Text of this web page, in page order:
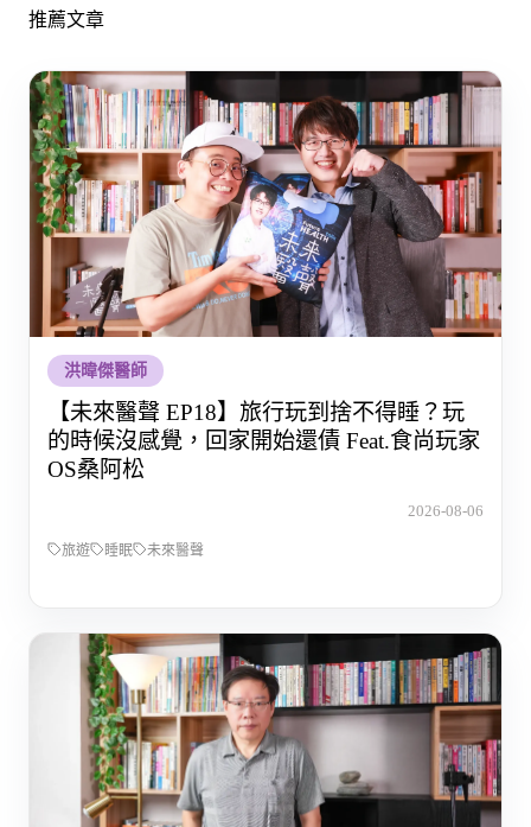
推薦文章
洪暐傑醫師
【未來醫聲 EP18】旅行玩到捨不得睡？玩
的時候沒感覺，回家開始還債 Feat.食尚玩家
OS桑阿松
2026-08-06
旅遊 睡眠 未來醫聲